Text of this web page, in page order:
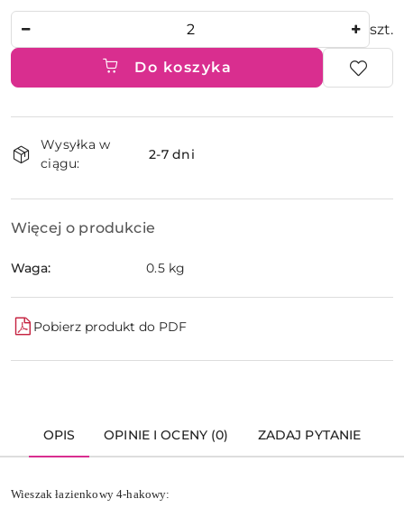
szt.
Do koszyka
i
dostawa
Wysyłka w
ciągu:
2-7 dni
Więcej o produkcie
Waga: 0.5 kg
Pobierz produkt do PDF
OPIS OPINIE I OCENY (0) ZADAJ PYTANIE
Wieszak łazienkowy 4-hakowy: